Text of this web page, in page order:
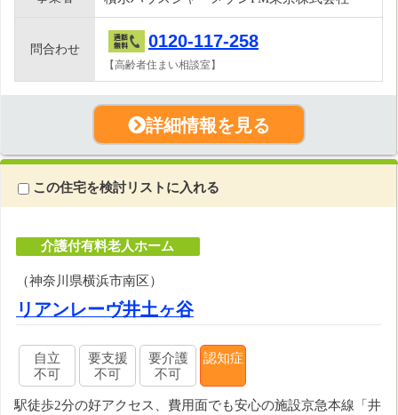
問合わせ 0120-117-258
【高齢者住まい相談室】
詳細情報を見る
この住宅を検討リストに入れる
介護付有料老人ホーム
（神奈川県横浜市南区）
リアンレーヴ井土ヶ谷
自立
不可
要支援
不可
要介護
不可
認知症
駅徒歩2分の好アクセス、費用面でも安心の施設京急本線「井